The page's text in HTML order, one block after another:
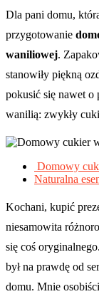
Dla pani domu,
przygotowanie
waniliowej.
stanowiły piękną
pokusić się nawet
wanilią: zwykły
Domowy
Naturalna
Kochani, kupić
niesamowita
się coś
był na prawdę od
domu. Mnie